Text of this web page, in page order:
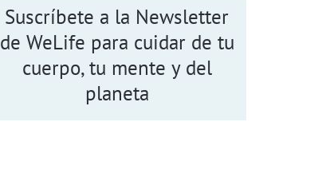
Suscríbete a la Newsletter
de WeLife para cuidar de tu
cuerpo, tu mente y del
planeta